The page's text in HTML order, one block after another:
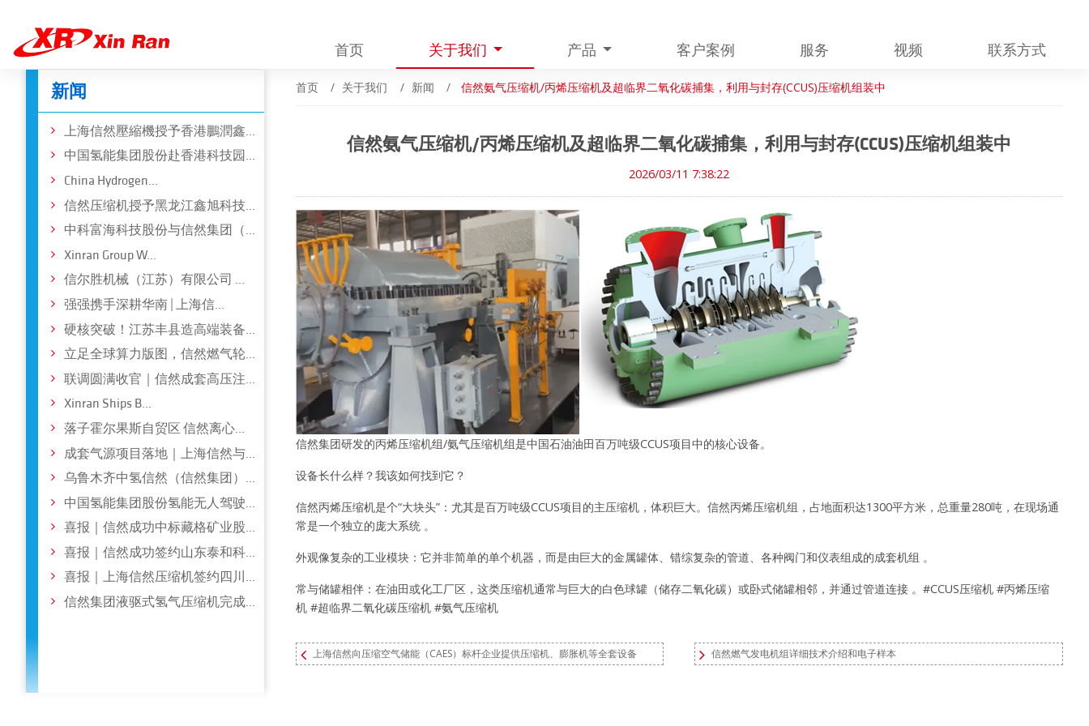
首页 关于我们 产品 客户案例 服务 视频 联系方式
首页 关于我们 新闻 信然氨气压缩机/丙烯压缩机及超临界二氧化碳捕集，利用与封存(CCUS)压缩机组装中
信然氨气压缩机/丙烯压缩机及超临界二氧化碳捕集，利用与封存(CCUS)压缩机组装中
2026/03/11 7:38:22
信然集团研发的丙烯压缩机组/氨气压缩机组是中国石油油田百万吨级CCUS项目中的核心设备。
设备长什么样？我该如何找到它？
信然丙烯压缩机是个“大块头”：尤其是百万吨级CCUS项目的主压缩机，体积巨大。信然丙烯压缩机组，占地面积达1300平方米，总重量280吨，在现场通
常是一个独立的庞大系统 。
外观像复杂的工业模块：它并非简单的单个机器，而是由巨大的金属罐体、错综复杂的管道、各种阀门和仪表组成的成套机组 。
常与储罐相伴：在油田或化工厂区，这类压缩机通常与巨大的白色球罐（储存二氧化碳）或卧式储罐相邻，并通过管道连接 。 #CCUS压缩机 #丙烯压缩
机 #超临界二氧化碳压缩机 #氨气压缩机
上海信然向压缩空气储能（CAES）标杆企业提供压缩机、膨胀机等全套设备 信然燃气发电机组详细技术介绍和电子样本
新闻
上海信然壓縮機授予香港鵬潤鑫...
中国氢能集团股份赴香港科技园...
China Hydrogen...
信然压缩机授予黑龙江鑫旭科技...
中科富海科技股份与信然集团（...
Xinran Group W...
信尔胜机械（江苏）有限公司 ...
强强携手深耕华南 | 上海信...
硬核突破！江苏丰县造高端装备...
立足全球算力版图，信然燃气轮...
联调圆满收官｜信然成套高压注...
Xinran Ships B...
落子霍尔果斯自贸区 信然离心...
成套气源项目落地｜上海信然与...
乌鲁木齐中氢信然（信然集团）...
中国氢能集团股份氢能无人驾驶...
喜报｜信然成功中标藏格矿业股...
喜报｜信然成功签约山东泰和科...
喜报｜上海信然压缩机签约四川...
信然集团液驱式氢气压缩机完成...